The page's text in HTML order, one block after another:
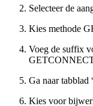
Selecteer de
Kies methode
Voeg de suffix
Ga naar tabblad
Kies voor